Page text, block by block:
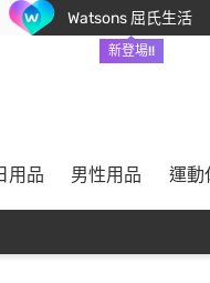
Watsons 屈氏生活
新登場!!
用品 男性用品 運動